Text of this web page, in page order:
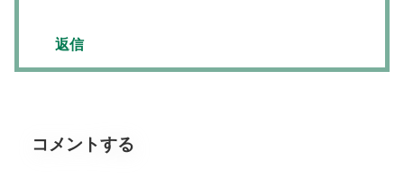
返信
コメントする